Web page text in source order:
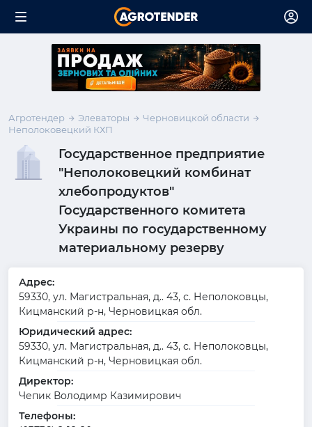
Агротендер Элеваторы
Черновицкой области
Неполоковецкий КХП
Государственное предприятие
"Неполоковецкий комбинат
хлебопродуктов"
Государственного комитета
Украины по государственному
материальному резерву
Адрес:
59330, ул. Магистральная, д.. 43, с. Неполоковцы,
Кицманский р-н, Черновицкая обл.
Юридический адрес:
59330, ул. Магистральная, д.. 43, с. Неполоковцы,
Кицманский р-н, Черновицкая обл.
Директор:
Чепик Володимр Казимирович
Телефоны: